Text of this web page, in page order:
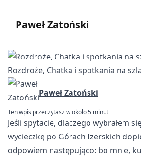
Paweł Zatoński
Rozdroże, Chatka i spotkania na
Paweł Zatoński
Ten wpis przeczytasz w około 5 minut
Jeśli spytacie, dlaczego wybrałem
wycieczkę po Górach Izerskich
odpowiem następująco: bo mnie,